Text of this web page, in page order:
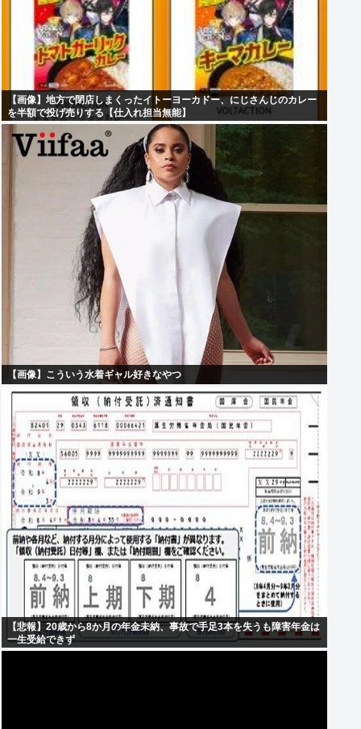
【画像】地方で閉店しまくったイトーヨーカドー、にじさんじのカレー
を半額で投げ売りする【仕入れ担当無能】
【画像】こういう水着ギャル好きなやつ
【悲報】20歳から8か月の年金未納、事故で手足3本を失うも障害年金は
一生受給できず